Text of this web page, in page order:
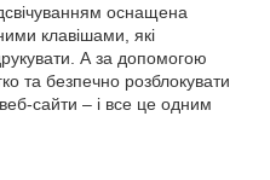
оснащена
клавішами, які
А за допомогою
та безпечно розблокувати
сайти – і все це одним